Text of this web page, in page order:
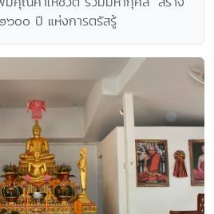
๐๐ ปี แห่งการตรัสรู้